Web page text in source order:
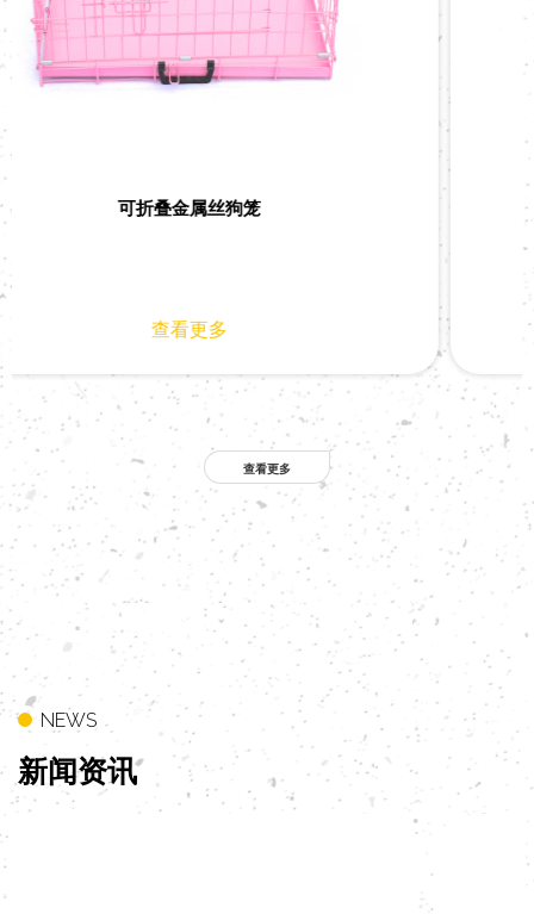
查看更多
敞顶重型管状金属狗笼
NEWS
新闻资讯